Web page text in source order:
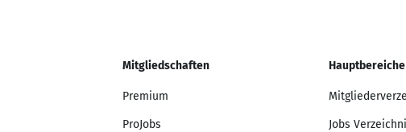
Mitgliedschaften
Premium
ProJobs
Hauptbereiche
Jobs